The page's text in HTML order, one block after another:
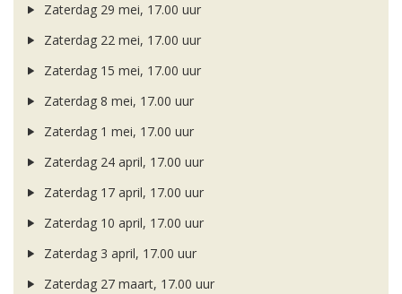
Zaterdag 29 mei, 17.00 uur
Zaterdag 22 mei, 17.00 uur
Zaterdag 15 mei, 17.00 uur
Zaterdag 8 mei, 17.00 uur
Zaterdag 1 mei, 17.00 uur
Zaterdag 24 april, 17.00 uur
Zaterdag 17 april, 17.00 uur
Zaterdag 10 april, 17.00 uur
Zaterdag 3 april, 17.00 uur
Zaterdag 27 maart, 17.00 uur